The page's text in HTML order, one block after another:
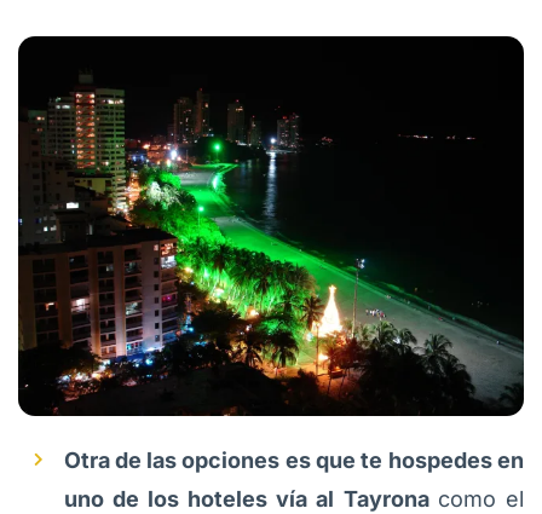
Otra de las opciones es que te hospedes en
uno de los hoteles vía al Tayrona como el